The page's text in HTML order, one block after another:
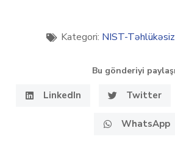
Kategori: NIST-
Bu gönderiyi
LinkedIn Twitter
WhatsApp